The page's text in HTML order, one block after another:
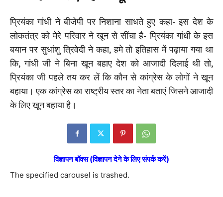
प्रियंका गांधी ने बीजेपी पर निशाना साधते हुए कहा- इस देश के
लोकतंत्र को मेरे परिवार ने खून से सींचा है- प्रियंका गांधी के इस
बयान पर सुधांशु त्रिवेदी ने कहा, हमे तो इतिहास में पढ़ाया गया था
कि, गांधी जी ने बिना खून बहाए देश को आजादी दिलाई थी तो,
प्रियंका जी पहले तय कर लें कि कौन से कांग्रेस के लोगों ने खून
बहाया। एक कांग्रेस का राष्ट्रीय स्तर का नेता बताएं जिसने आजादी
के लिए खून बहाया है।
विज्ञापन बॉक्स (विज्ञापन देने के लिए संपर्क करें)
The specified carousel is trashed.